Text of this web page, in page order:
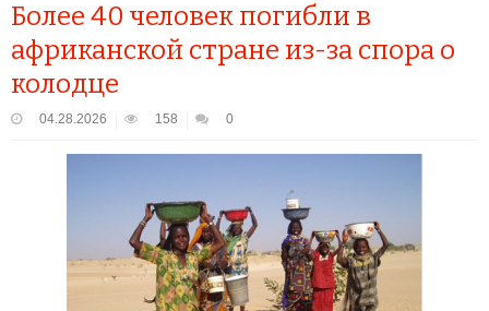
Более 40 человек погибли в
африканской стране из-за спора о
колодце
04.28.2026 158 0